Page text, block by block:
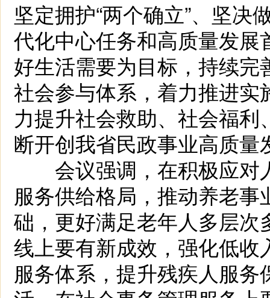
坚定拥护“两个确立”、坚决
代化中心任务和高质量发
好生活需要为目标，持续
社会参与体系，着力推进
力提升社会救助、社会福
断开创我省民政事业高质量
会议强调，在积极应对
服务供给格局，推动养老
础，更好满足老年人多层
线上要有新成效，强化低
服务体系，提升残疾人服